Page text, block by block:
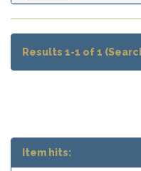
Results 1-1 of 1
Item hits: